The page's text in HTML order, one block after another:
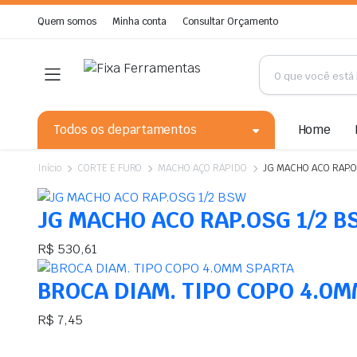
Quem somos Minha conta Consultar Orçamento
Todos os departamentos Home
Início CORTE E FURO MACHO AÇO RÁPIDO JG MACHO ACO
JG MACHO ACO RAP.OSG 1/2
R$ 530,61
BROCA DIAM. TIPO COPO
R$ 7,45